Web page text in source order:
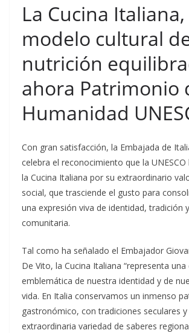
La Cucina Italiana,
modelo cultural
nutrición
ahora Patrimonio
Humanidad
Con gran satisfacción, la Embajada de
celebra el reconocimiento que la
la Cucina Italiana por su extraordinario
social, que trasciende el gusto para
una expresión viva de identidad, tradición
comunitaria.
Tal como ha señalado el Embajador
De Vito, la Cucina Italiana “representa una
emblemática de nuestra identidad y de
vida. En Italia conservamos un inmenso
gastronómico, con tradiciones seculares y
extraordinaria variedad de saberes